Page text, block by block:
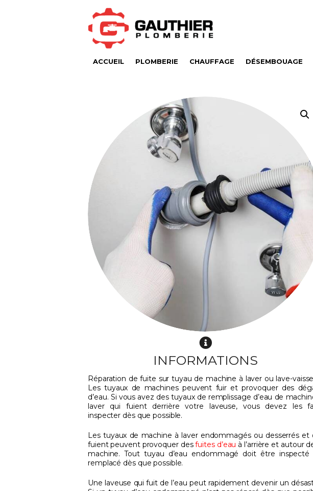
ACCUEIL PLOMBERIE CHAUFFAGE DÉSEMBOUAGE
INFORMATIONS
Réparation de fuite sur tuyau de machine à laver ou lave-
Les tuyaux de machines peuvent fuir et provoquer des
d’eau. Si vous avez des tuyaux de remplissage d’eau de
laver qui fuient derrière votre laveuse, vous devez les
inspecter dès que possible.
Les tuyaux de machine à laver endommagés ou desserrés et
fuient peuvent provoquer desfuites d’eau à l’arrière et autour
machine. Tout tuyau d’eau endommagé doit être inspecté
remplacé dès que possible.
Une laveuse qui fuit de l’eau peut rapidement devenir un